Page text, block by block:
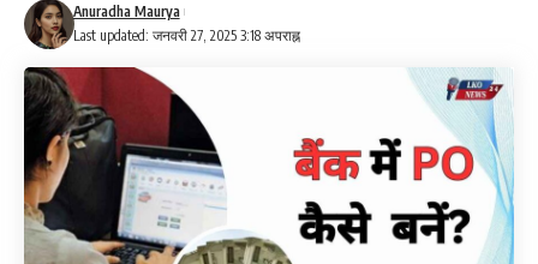
Last updated: जनवरी 27, 2025 3:18 अपराह्न
Anuradha Maurya